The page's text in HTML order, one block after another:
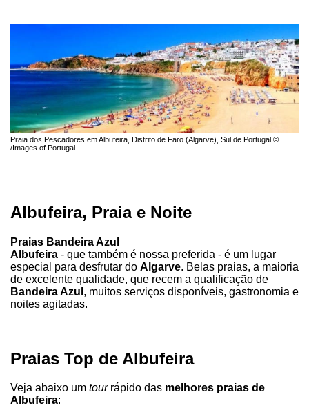
Praia dos Pescadores em Albufeira, Distrito de Faro (Algarve), Sul de Portugal ©
/Images of Portugal
Albufeira, Praia e Noite
Praias Bandeira Azul
Albufeira - que também é nossa preferida - é um lugar
especial para desfrutar do Algarve. Belas praias, a maioria
de excelente qualidade, que recem a qualificação de
Bandeira Azul , muitos serviços disponíveis, gastronomia e
noites agitadas.
Praias Top de Albufeira
Veja abaixo um tourrápido das melhores praias de
Albufeira: